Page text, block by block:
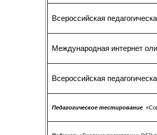
Всероссийская
Международная интернет
Всероссийская
Педагогическое тестирование «